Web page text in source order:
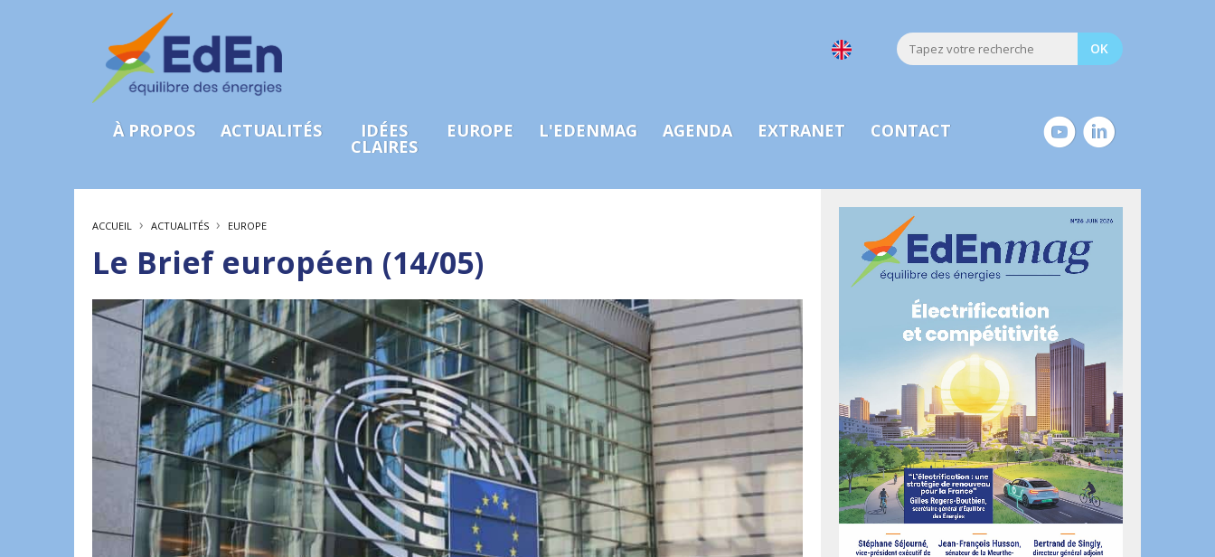
À PROPOS ACTUALITÉS IDÉES
CLAIRES
EUROPE L'EDENMAG AGENDA EXTRANET CONTACT
ACCUEIL › ACTUALITÉS › EUROPE
Le Brief européen (14/05)